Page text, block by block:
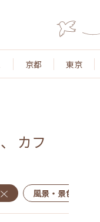
京都 東京
、 カフ
風景・景色